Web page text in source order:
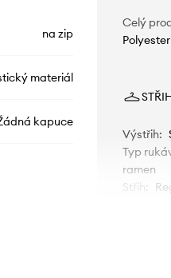
na zip
materiál
kapuce
Celý
Polyester
Výstřih:
Typ
ramen
Střih